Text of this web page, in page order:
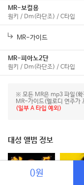
MR-보컬용
원키 / Dm(라단조) / C타입
MR-가이드
MR-피아노2단
원키 / Dm(라단조) / C타입
※ 모든 MR은 mp3 파일(
MR-가이드(멜로디 연주가
(일부 A 타입 예외)
대성 앨범 정보
0원